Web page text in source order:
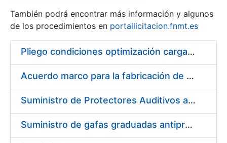
También podrá encontrar más información y algunos
de los procedimientos en portallicitacion.fnmt.es
Pliego condiciones optimización cargas compras firmado
Acuerdo marco para la fabricación de piezas
Suministro de Protectores Auditivos a medida para las personas trabajadoras de los Centros de Trabajo de Madrid y Burgos
Suministro de gafas graduadas antiproyecciones para los trabajadores de la FNMT-RCM en los centros de trabajo de Madrid y Burgos